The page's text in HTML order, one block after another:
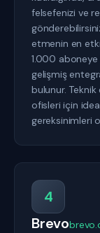
felsefenizi ve
etmenin en
1.000
gelişmiş
bulunur.
ofisleri için
gereksinimleri
4
Brevo